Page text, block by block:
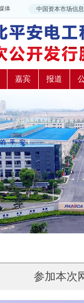
嘉宾 报道
参加本次